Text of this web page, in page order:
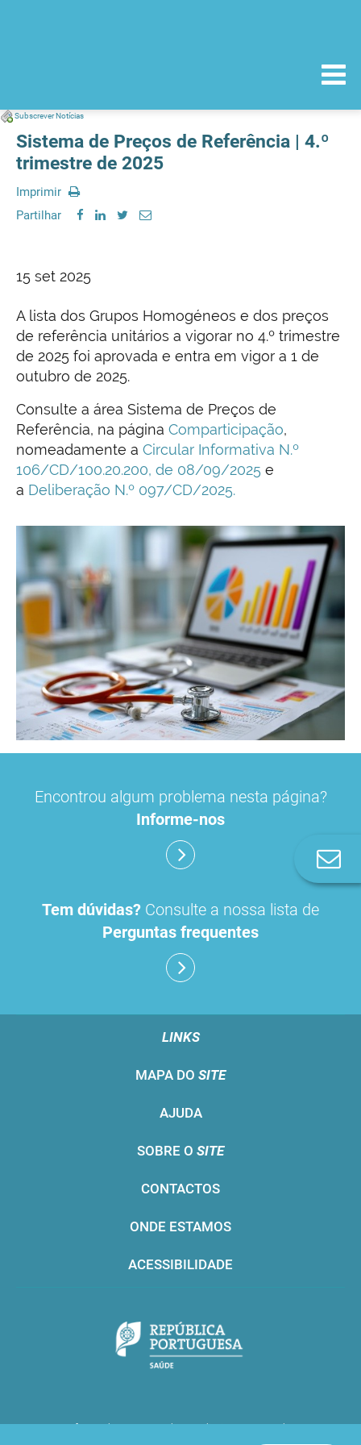
Subscrever Notícias
Sistema de Preços de Referência | 4.º
trimestre de 2025
Imprimir
Partilhar
15 set 2025
A lista dos Grupos Homogéneos e dos preços
de referência unitários a vigorar no 4.º trimestre
de 2025 foi aprovada e entra em vigor a 1 de
outubro de 2025.
Consulte a área Sistema de Preços de
Referência, na página Comparticipação,
nomeadamente a Circular Informativa N.º
106/CD/100.20.200, de 08/09/2025 e
a Deliberação N.º 097/CD/2025.
Encontrou algum problema nesta página?
Informe-nos
Tem dúvidas? Consulte a nossa lista de
Perguntas frequentes
LINKS
MAPA DO SITE
AJUDA
SOBRE O SITE
CONTACTOS
ONDE ESTAMOS
ACESSIBILIDADE
Infarmed © 2016. Todos os direitos reservados